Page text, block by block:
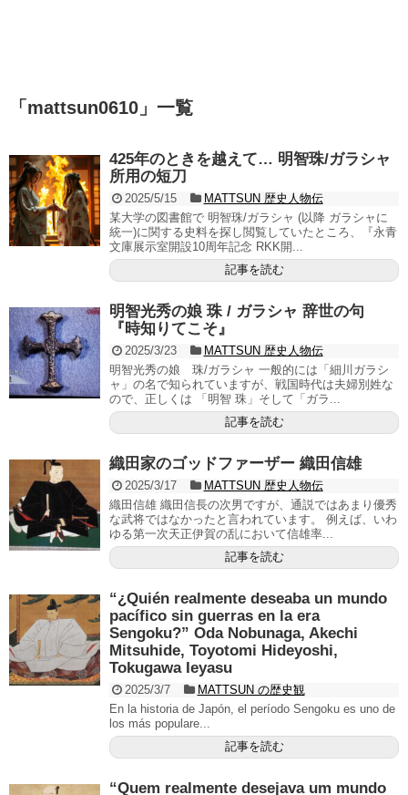
「 mattsun0610 」 一覧
425年のときを越えて… 明智珠/ガラシャ
所用の短刀
2025/5/15
MATTSUN 歴史人物伝
某大学の図書館で 明智珠/ガラシャ (以降 ガラシャに
統一)に関する史料を探し閲覧していたところ、『永青
文庫展示室開設10周年記念 RKK開...
記事を読む
明智光秀の娘 珠 / ガラシャ 辞世の句
『時知りてこそ』
2025/3/23
MATTSUN 歴史人物伝
明智光秀の娘 珠/ガラシャ 一般的には「細川ガラシ
ャ」の名で知られていますが、戦国時代は夫婦別姓な
ので、正しくは 「明智 珠」そして「ガラ...
記事を読む
織田家のゴッドファーザー 織田信雄
2025/3/17
MATTSUN 歴史人物伝
織田信雄 織田信長の次男ですが、通説ではあまり優秀
な武将ではなかったと言われています。 例えば、いわ
ゆる第一次天正伊賀の乱において信雄率...
記事を読む
“¿Quién realmente deseaba un mundo
pacífico sin guerras en la era
Sengoku?” Oda Nobunaga, Akechi
Mitsuhide, Toyotomi Hideyoshi,
Tokugawa Ieyasu
2025/3/7
MATTSUN の歴史観
En la historia de Japón, el período Sengoku es uno de
los más populare...
記事を読む
“Quem realmente desejava um mundo